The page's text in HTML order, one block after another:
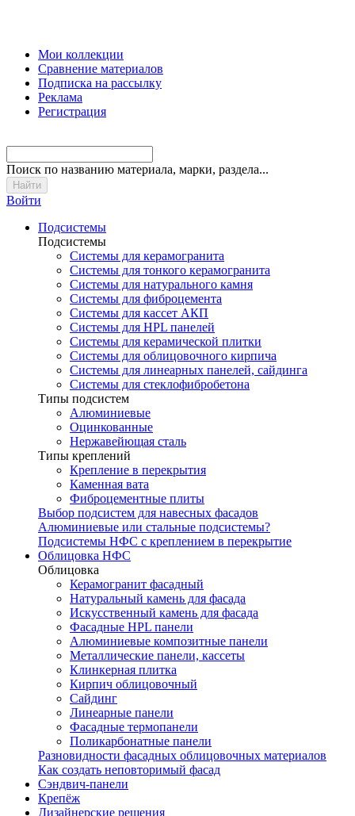
Мои коллекции
Сравнение материалов
Подписка на рассылку
Реклама
Регистрация
Поиск по названию материала, марки, раздела...
Войти
Подсистемы
Подсистемы
Системы для керамогранита
Системы для тонкого керамогранита
Системы для натурального камня
Системы для фиброцемента
Системы для кассет АКП
Системы для HPL панелей
Системы для керамической плитки
Системы для облицовочного кирпича
Системы для линеарных панелей, сайдинга
Системы для стеклофибробетона
Типы подсистем
Алюминиевые
Оцинкованные
Нержавейющая сталь
Типы креплений
Крепление в перекрытия
Каменная вата
Фиброцементные плиты
Выбор подсистем для навесных фасадов
Алюминиевые или стальные подсистемы?
Подсистемы НФС с креплением в перекрытие
Облицовка НФС
Облицовка
Керамогранит фасадный
Натуральный камень для фасада
Искусственный камень для фасада
Фасадные HPL панели
Алюминиевые композитные панели
Металлические панели, кассеты
Клинкерная плитка
Кирпич облицовочный
Сайдинг
Линеарные панели
Фасадные термопанели
Поликарбонатные панели
Разновидности фасадных облицовочных материалов
Как создать неповторимый фасад
Сэндвич-панели
Крепёж
Дизайнерские решения